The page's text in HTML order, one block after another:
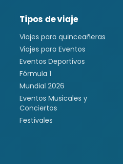
Tipos de viaje
Viajes para quinceañeras
Viajes para Eventos
Eventos Deportivos
Fórmula 1
Mundial 2026
Eventos Musicales y
Conciertos
Festivales